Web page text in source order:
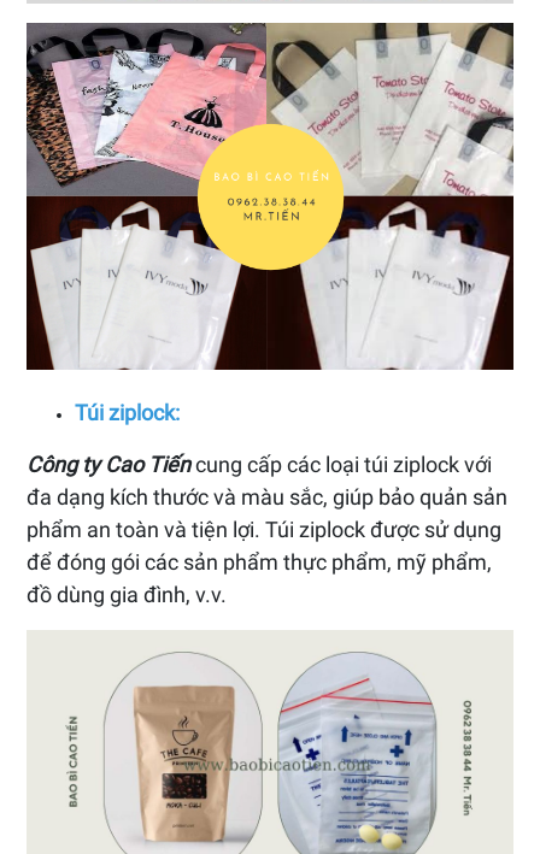
Túi ziplock:
Công ty Cao Tiếncung cấp các loại túi ziplock với
đa dạng kích thước và màu sắc, giúp bảo quản sản
phẩm an toàn và tiện lợi. Túi ziplock được sử dụng
để đóng gói các sản phẩm thực phẩm, mỹ phẩm,
đồ dùng gia đình, v.v.